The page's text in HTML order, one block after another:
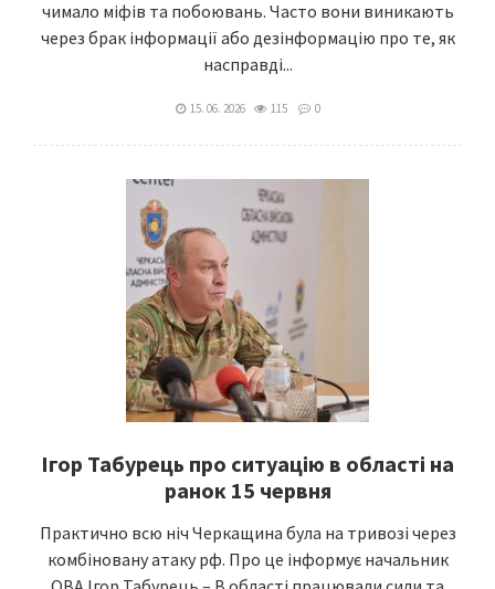
чимало міфів та побоювань. Часто вони виникають
через брак інформації або дезінформацію про те, як
насправді...
15. 06. 2026 115 0
Ігор Табурець про ситуацію в області на
ранок 15 червня
Практично всю ніч Черкащина була на тривозі через
комбіновану атаку рф. Про це інформує начальник